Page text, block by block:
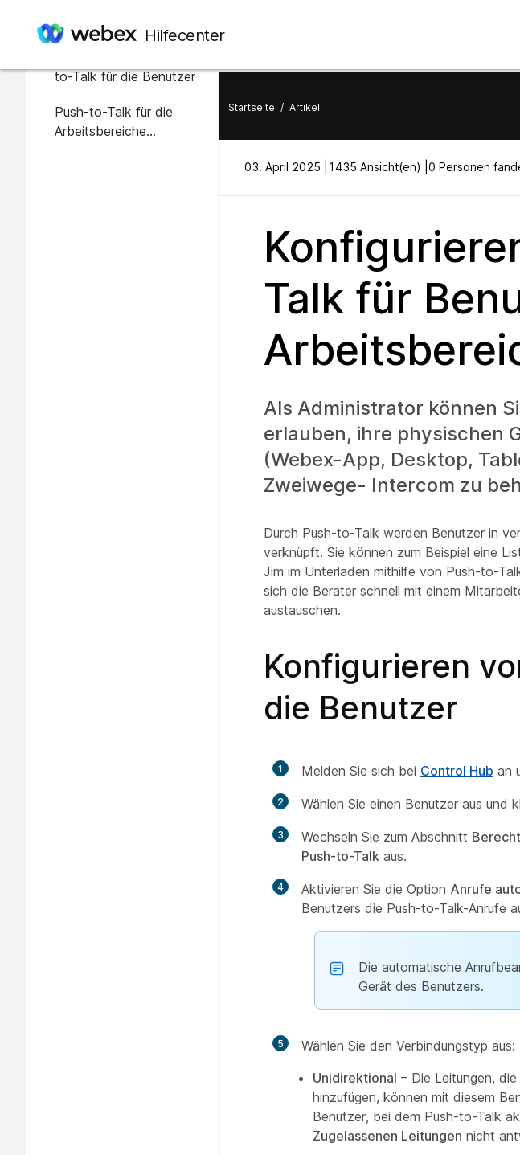
Hilfecenter
In diesem Artikel
to-Talk für die Benutzer
Push-to-Talk für die
Arbeitsbereiche
Startseite / Artikel
03. April 2025 | 1435 Ansicht(en) | 0 Personen
Talk für
Als Administrator können
erlauben, ihre physischen
(Webex-App, Desktop,
Zweiwege- Intercom zu
Durch Push-to-Talk werden Benutzer in
verknüpft. Sie können zum Beispiel eine
Jim im Unterladen mithilfe von Push-to-
sich die Berater schnell mit einem
austauschen.
Konfigurieren
die Benutzer
1 Melden Sie sich bei Control Hub an
2 Wählen Sie einen Benutzer aus und
3 Wechseln Sie zum Abschnitt
Push-to-Talk aus.
4 Aktivieren Sie die Option Anrufe
Benutzers die Push-to-Talk-Anrufe
Die automatische
Gerät des Benutzers.
5
Wählen Sie den Verbindungstyp aus:
Unidirektional – Die Leitungen,
hinzufügen, können mit diesem
Benutzer, bei dem Push-to-Talk
Zugelassenen Leitungen nicht